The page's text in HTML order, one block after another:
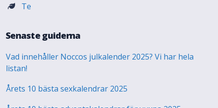
Te
Senaste guiderna
Vad innehåller Noccos julkalender 2025? Vi har hela
listan!
Årets 10 bästa sexkalendrar 2025